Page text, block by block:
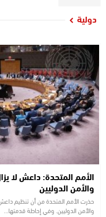
دولية
الأمم المتحدة: داعش لا
والأمن الدوليين
حذرت الأمم المتحدة من أن تنظيم
والأمن الدوليين. وفي إحاطة قدمتها…